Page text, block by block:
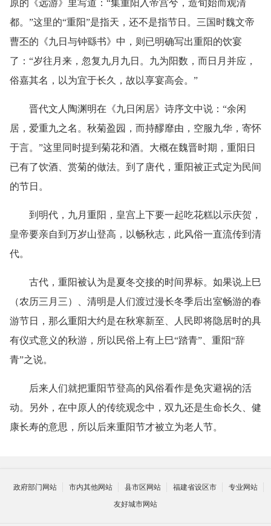
原的《远游》里写道：“集重阳入帝宫兮，造旬始而观清
都。”这里的“重阳”是指天，还不是指节日。三国时魏文帝
曹丕的《九日与钟繇书》中，则已明确写出重阳的饮宴
了：“岁往月来，忽复九月九日。九为阳数，而日月并应，
俗嘉其名，以为宜于长久，故以享宴高会。”
晋代文人陶渊明在《九日闲居》诗序文中说：“余闲
居，爱重九之名。秋菊盈园，而持醪靡由，空服九华，寄怀
于言。”这里同时提到菊花和酒。大概在魏晋时期，重阳日
已有了饮酒、赏菊的做法。到了唐代，重阳被正式定为民间
的节日。
到明代，九月重阳，皇宫上下要一起吃花糕以示庆贺，
皇帝要亲自到万岁山登高，以畅秋志，此风俗一直流传到清
代。
古代，重阳被认为是夏冬交接的时间界标。如果说上巳
（农历三月三）、清明是人们渡过漫长冬季后出室畅游的春
游节日，那么重阳大约是在秋寒新至、人民即将隐居时的具
有仪式意义的秋游，所以民俗上有上巳“踏青”、重阳“辞
青”之说。
后来人们就把重阳节登高的风俗看作是免灾避祸的活
动。另外，在中原人的传统观念中，双九还是生命长久、健
康长寿的意思，所以后来重阳节才被立为老人节。
政府部门网站 市内其他网站 县市区网站 福建省设区市
专业网站
友好城市网站